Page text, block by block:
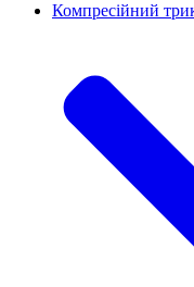
Компресійний